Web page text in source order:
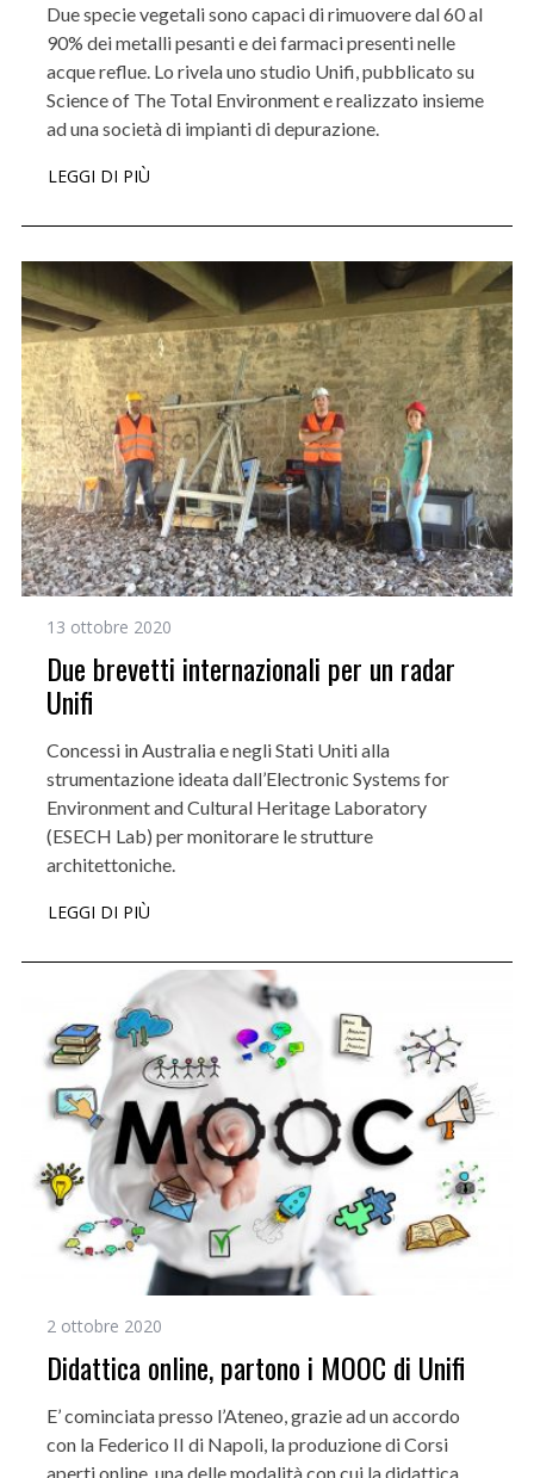
Due specie vegetali sono capaci di rimuovere dal 60 al
90% dei metalli pesanti e dei farmaci presenti nelle
acque reflue. Lo rivela uno studio Unifi, pubblicato su
Science of The Total Environment e realizzato insieme
ad una società di impianti di depurazione.
LEGGI DI PIÙ
13 ottobre 2020
Due brevetti internazionali per un radar
Unifi
Concessi in Australia e negli Stati Uniti alla
strumentazione ideata dall’Electronic Systems for
Environment and Cultural Heritage Laboratory
(ESECH Lab) per monitorare le strutture
architettoniche.
LEGGI DI PIÙ
2 ottobre 2020
Didattica online, partono i MOOC di Unifi
E’ cominciata presso l’Ateneo, grazie ad un accordo
con la Federico II di Napoli, la produzione di Corsi
aperti online, una delle modalità con cui la didattica